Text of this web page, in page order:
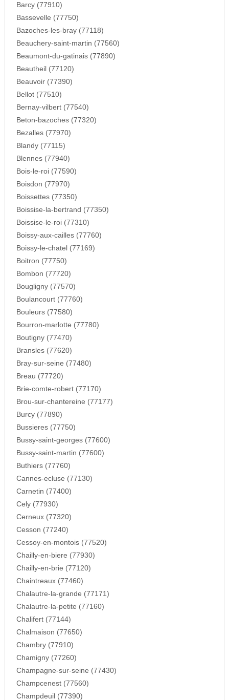
Barcy (77910)
Bassevelle (77750)
Bazoches-les-bray (77118)
Beauchery-saint-martin (77560)
Beaumont-du-gatinais (77890)
Beautheil (77120)
Beauvoir (77390)
Bellot (77510)
Bernay-vilbert (77540)
Beton-bazoches (77320)
Bezalles (77970)
Blandy (77115)
Blennes (77940)
Bois-le-roi (77590)
Boisdon (77970)
Boissettes (77350)
Boissise-la-bertrand (77350)
Boissise-le-roi (77310)
Boissy-aux-cailles (77760)
Boissy-le-chatel (77169)
Boitron (77750)
Bombon (77720)
Bougligny (77570)
Boulancourt (77760)
Bouleurs (77580)
Bourron-marlotte (77780)
Boutigny (77470)
Bransles (77620)
Bray-sur-seine (77480)
Breau (77720)
Brie-comte-robert (77170)
Brou-sur-chantereine (77177)
Burcy (77890)
Bussieres (77750)
Bussy-saint-georges (77600)
Bussy-saint-martin (77600)
Buthiers (77760)
Cannes-ecluse (77130)
Carnetin (77400)
Cely (77930)
Cerneux (77320)
Cesson (77240)
Cessoy-en-montois (77520)
Chailly-en-biere (77930)
Chailly-en-brie (77120)
Chaintreaux (77460)
Chalautre-la-grande (77171)
Chalautre-la-petite (77160)
Chalifert (77144)
Chalmaison (77650)
Chambry (77910)
Chamigny (77260)
Champagne-sur-seine (77430)
Champcenest (77560)
Champdeuil (77390)